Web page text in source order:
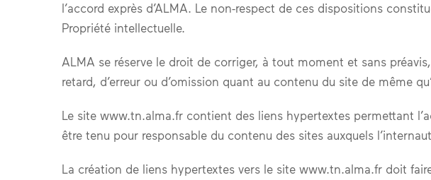
l’accord exprès d’ALMA. Le non-respect de ces dispositions
Propriété intellectuelle.
ALMA se réserve le droit de corriger, à tout moment et sans
retard, d’erreur ou d’omission quant au contenu du site de même
Le site www.tn.alma.fr contient des liens hypertextes permettant
être tenu pour responsable du contenu des sites auxquels
La création de liens hypertextes vers le site www.tn.alma.fr doit